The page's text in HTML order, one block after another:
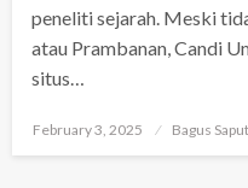
peneliti sejarah. Meski
atau Prambanan, Candi
situs…
Posted
February 3, 2025 Bagus